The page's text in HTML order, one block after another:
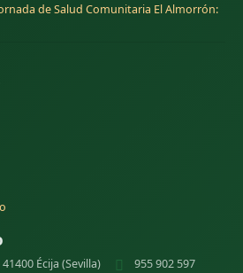
de Salud Comunitaria El Almorrón:
una nueva pestana)
abre en una nueva pestana)
Écija (Sevilla) 955 902 597